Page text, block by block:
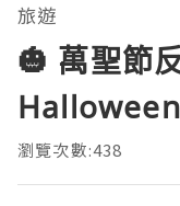
旅遊
🎃 萬聖節
瀏覽次數:438